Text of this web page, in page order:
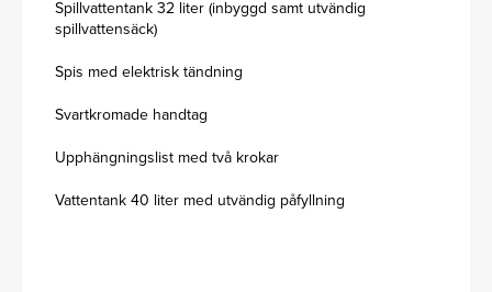
Spillvattentank 32 liter (inbyggd samt utvändig
spillvattensäck)
Spis med elektrisk tändning
Svartkromade handtag
Upphängningslist med två krokar
Vattentank 40 liter med utvändig påfyllning